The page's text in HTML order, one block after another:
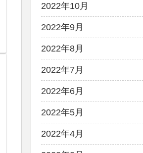
2022年10月
2022年9月
2022年8月
2022年7月
2022年6月
2022年5月
2022年4月